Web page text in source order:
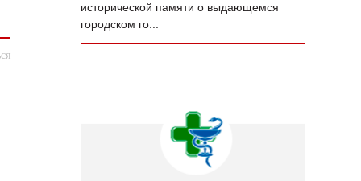
исторической памяти о выдающемся
городском го...